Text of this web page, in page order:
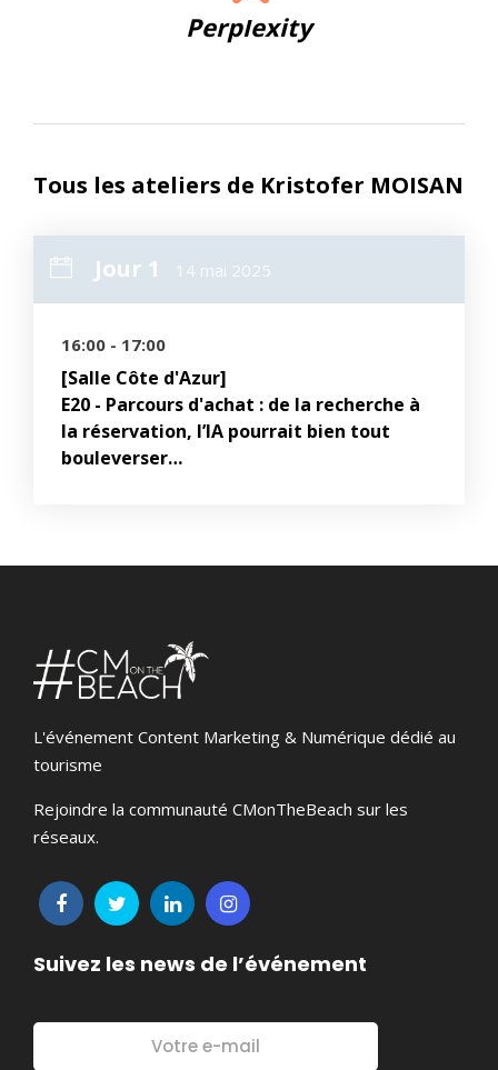
Perplexity
Tous les ateliers de Kristofer MOISAN
Jour 1 14 mai 2025
16:00 - 17:00
[Salle Côte d'Azur]
E20 - Parcours d'achat : de la recherche à
la réservation, l’IA pourrait bien tout
bouleverser…
L'événement Content Marketing & Numérique dédié au
tourisme
Rejoindre la communauté CMonTheBeach sur les
réseaux.
Suivez les news de l’événement